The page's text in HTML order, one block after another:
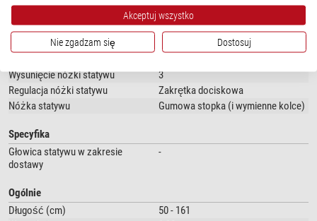
wymienny kolce.
Średnica segmentów nóg (mm): 39; 35,5; 31,5; 27,5
Gwint 1/4"
Zestaw zawiera 3 sztuki.
Do użytku jako monopod wymagana jest również rozpórkaQPMONO.
Wydajność
Typ
Noga statywowa (zestaw 3 sztuk)
Wysunięcie nóżki statywu
3
Regulacja nóżki statywu
Zakrętka dociskowa
Nóżka statywu
Gumowa stopka (i wymienne kolce)
Specyfika
Głowica statywu w zakresie
dostawy
-
Ogólnie
Długość (cm)
50 - 161
Akceptuj wszystko
Nie zgadzam się Dostosuj